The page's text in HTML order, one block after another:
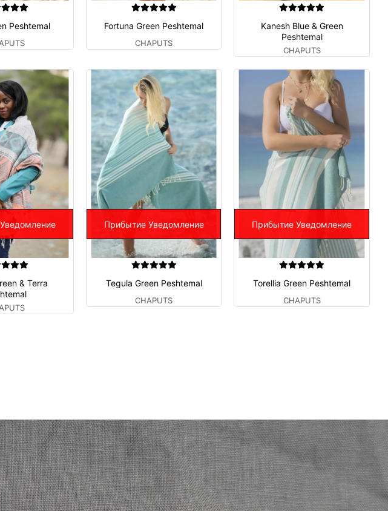
Peshtemal Fortuna Green Peshtemal
CHAPUTS
Kanesh Blue & Green
Peshtemal
CHAPUTS
& Terra
Прибытие Уведомление
Tegula Green Peshtemal
CHAPUTS
Прибытие Уведомление
Torellia Green Peshtemal
CHAPUTS